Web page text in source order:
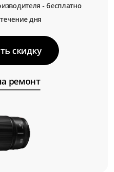
- бесплатно
дня
скидку
ремонт